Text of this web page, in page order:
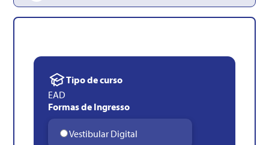
Tipo de curso
EAD
Formas de Ingresso
Vestibular Digital